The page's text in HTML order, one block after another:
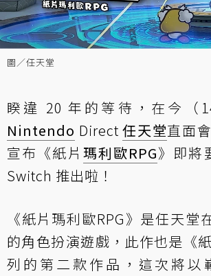
圖／任天堂
睽違 20 年的等待，在今（
Nintendo Direct任天堂直面
宣布《紙片 瑪利歐RPG》即將
Switch 推出啦！
《紙片瑪利歐RPG》是任天堂
的角色扮演遊戲，此作也是《
列的第二款作品，這次將以